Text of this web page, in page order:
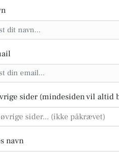
sider (mindesiden vil altid
sider... (ikke påkrævet)
navn